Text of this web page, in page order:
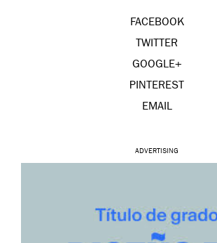
FACEBOOK
TWITTER
GOOGLE+
PINTEREST
EMAIL
ADVERTISING